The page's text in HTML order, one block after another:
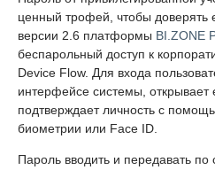
ценный трофей, чтобы доверять
версии 2.6 платформы BI.ZONE
беспарольный доступ к
Device Flow. Для входа
интерфейсе системы, открывает
подтверждает личность с
биометрии или Face ID.
Пароль вводить и передавать по